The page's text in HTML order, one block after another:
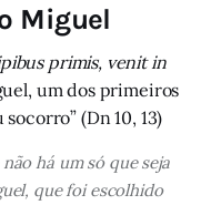
Miguel
primis, venit in
um dos primeiros
(Dn 10, 13)
há um só que seja
que foi escolhido